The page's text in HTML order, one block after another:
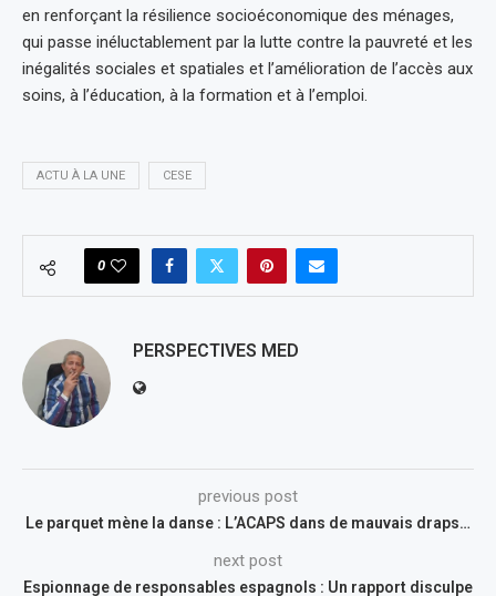
en renforçant la résilience socioéconomique des ménages,
qui passe inéluctablement par la lutte contre la pauvreté et les
inégalités sociales et spatiales et l’amélioration de l’accès aux
soins, à l’éducation, à la formation et à l’emploi.
ACTU À LA UNE CESE
0
PERSPECTIVES MED
previous post
Le parquet mène la danse : L’ACAPS dans de mauvais draps…
next post
Espionnage de responsables espagnols : Un rapport disculpe